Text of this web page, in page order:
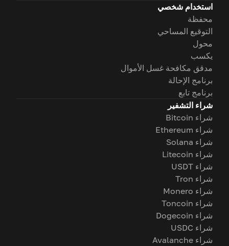
استخدام شخصي
محفظة
التوقيع المساحي
محول
يكسب
مدقق مكافحة غسل الأموال
برنامج الإحالة
برنامج تابع
شراء التشفير
شراء Bitcoin
شراء Ethereum
شراء Solana
شراء Litecoin
شراء USDT
شراء Tron
شراء Monero
شراء Toncoin
شراء Dogecoin
شراء USDC
شراء Avalanche